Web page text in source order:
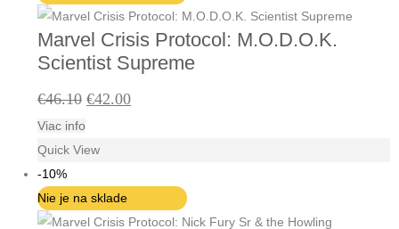
Marvel Crisis Protocol: M.O.D.O.K.
Scientist Supreme
€46.10 Pôvodná
bola:
€46.10.
€42.00Aktuálna
€42.00.
Viac info
Quick View
-10%
Nie je na sklade